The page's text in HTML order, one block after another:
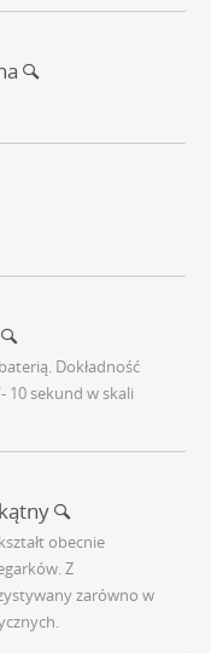
Dokładność
10 sekund w skali
obecnie
Z
zarówno w